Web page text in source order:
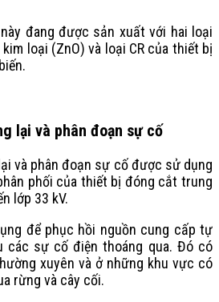
đang được sản xuất với hai loại
loại (ZnO) và loại CR của thiết bị
lại và phân đoạn sự cố
và phân đoạn sự cố được sử dụng
phối của thiết bị đóng cắt trung
lớp 33 kV.
để phục hồi nguồn cung cấp tự
các sự cố điện thoáng qua. Đó có
xuyên và ở những khu vực có
rừng và cây cối.